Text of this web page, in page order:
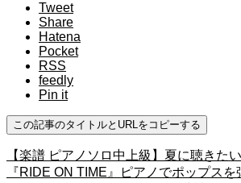
Tweet
Share
Hatena
Pocket
RSS
feedly
Pin it
この記事のタイトルとURLをコピーする
【楽譜 ピアノソロ中上級】夏に聴きた
『RIDE ON TIME』ピアノでポップス